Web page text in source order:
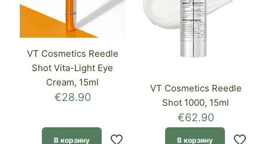
VT Cosmetics Reedle
Shot Vita-Light Eye
Cream, 15ml
€28.90
В корзину
VT Cosmetics Reedle
Shot 1000, 15ml
€62.90
В корзину